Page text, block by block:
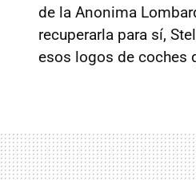
de la Anonima
recuperarla para sí,
esos logos de coches